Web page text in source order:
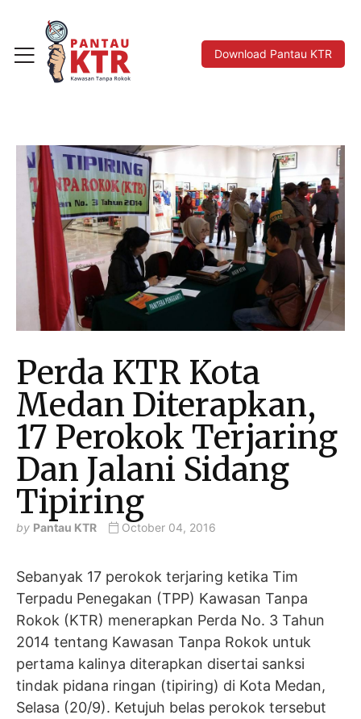
Download Pantau KTR
Perda KTR Kota
Medan Diterapkan,
17 Perokok Terjaring
Dan Jalani Sidang
Tipiring
by Pantau KTR October 04, 2016
Sebanyak 17 perokok terjaring ketika Tim
Terpadu Penegakan (TPP) Kawasan Tanpa
Rokok (KTR) menerapkan Perda No. 3 Tahun
2014 tentang Kawasan Tanpa Rokok untuk
pertama kalinya diterapkan disertai sanksi
tindak pidana ringan (tipiring) di Kota Medan,
Selasa (20/9). Ketujuh belas perokok tersebut